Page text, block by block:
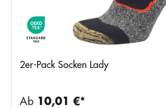
2er-Pack Socken Lady
Ab 10,01 €*